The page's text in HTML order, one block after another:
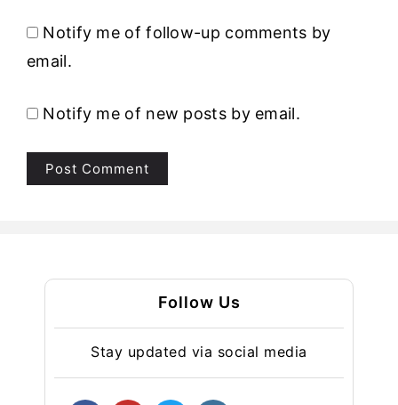
Notify me of follow-up comments by
email.
Notify me of new posts by email.
Follow Us
Stay updated via social media